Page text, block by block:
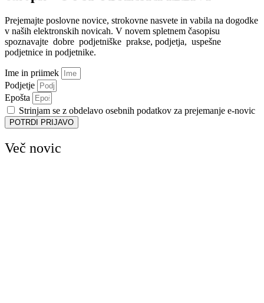
Prejemajte poslovne novice, strokovne nasvete in vabila na dogodke
v naših elektronskih novicah. V novem spletnem časopisu
spoznavajte dobre podjetniške prakse, podjetja, uspešne
podjetnice in podjetnike.
Ime in priimek
Podjetje
Epošta
Strinjam se z obdelavo osebnih podatkov za prejemanje e-novic
POTRDI PRIJAVO
Več novic